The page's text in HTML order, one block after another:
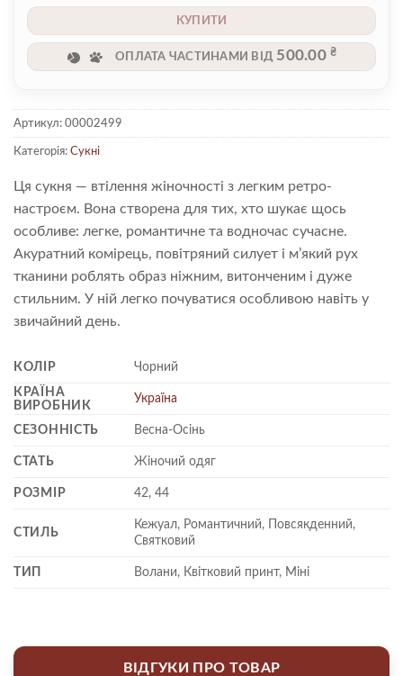
КУПИТИ
ОПЛАТА ЧАСТИНАМИ ВІД 500.00₴
Артикул: 00002499
Категорія: Сукні
Ця сукня — втілення жіночності з легким ретро-
настроєм. Вона створена для тих, хто шукає щось
особливе: легке, романтичне та водночас сучасне.
Акуратний комірець, повітряний силует і м’який рух
тканини роблять образ ніжним, витонченим і дуже
стильним. У ній легко почуватися особливою навіть у
звичайний день.
КОЛІР
Чорний
КРАЇНА
ВИРОБНИК
Україна
СЕЗОННІСТЬ Весна-Осінь
СТАТЬ Жіночий одяг
РОЗМІР 42, 44
СТИЛЬ
Кежуал, Романтичний, Повсякденний,
Святковий
ТИП Волани, Квітковий принт, Міні
ВІДГУКИ ПРО ТОВАР